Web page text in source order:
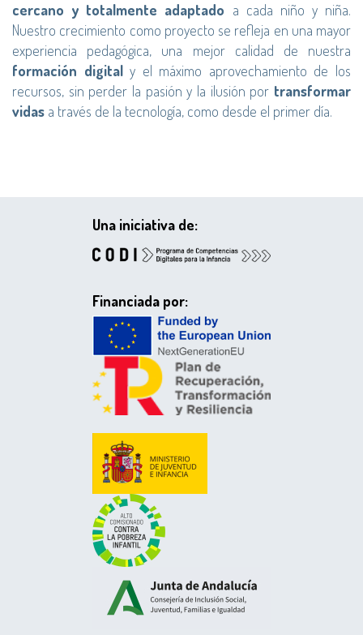
cercano y totalmente adaptado a cada niño y niña.
Nuestro crecimiento como proyecto se refleja en una mayor
experiencia pedagógica, una mejor calidad de nuestra
formación digitaly el máximo aprovechamiento de los
recursos, sin perder la pasión y la ilusión por transformar
vidas a través de la tecnología, como desde el primer día.
Una iniciativa de:
Financiada por: